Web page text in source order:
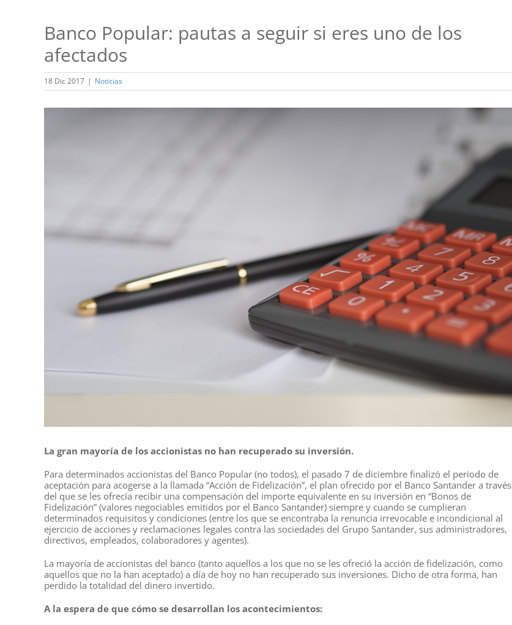
Banco Popular: pautas a seguir si eres uno de los
afectados
18 Dic 2017 | Noticias
La gran mayoría de los accionistas no han recuperado su inversión.
Para determinados accionistas del Banco Popular (no todos), el pasado 7 de diciembre finalizó el periodo de
aceptación para acogerse a la llamada “Acción de Fidelización”, el plan ofrecido por el Banco Santander a través
del que se les ofrecía recibir una compensación del importe equivalente en su inversión en “Bonos de
Fidelización” (valores negociables emitidos por el Banco Santander) siempre y cuando se cumplieran
determinados requisitos y condiciones (entre los que se encontraba la renuncia irrevocable e incondicional al
ejercicio de acciones y reclamaciones legales contra las sociedades del Grupo Santander, sus administradores,
directivos, empleados, colaboradores y agentes).
La mayoría de accionistas del banco (tanto aquellos a los que no se les ofreció la acción de fidelización, como
aquellos que no la han aceptado) a día de hoy no han recuperado sus inversiones. Dicho de otra forma, han
perdido la totalidad del dinero invertido.
A la espera de que cómo se desarrollan los acontecimientos: